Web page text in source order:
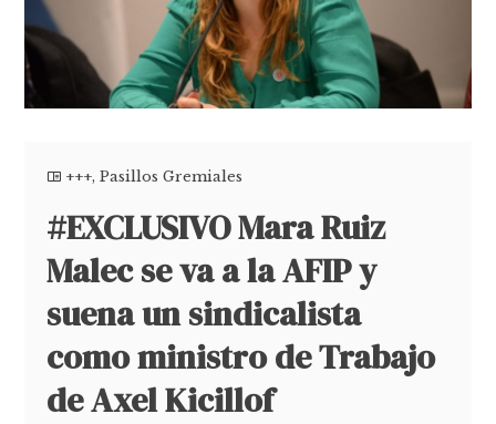
+++,Pasillos Gremiales
#EXCLUSIVO Mara Ruiz
Malec se va a la AFIP y
suena un sindicalista
como ministro de Trabajo
de Axel Kicillof